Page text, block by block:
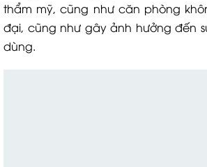
thẩm mỹ, cũng như căn phòng
đại, cũng như gây ảnh hưởng đến
dùng.